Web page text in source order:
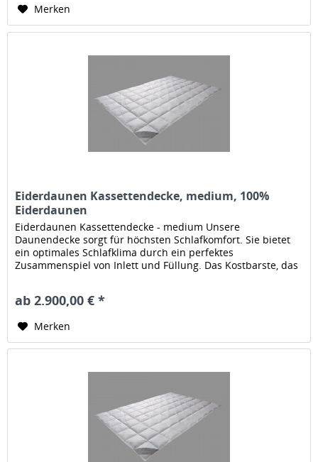
Merken
Eiderdaunen Kassettendecke, medium, 100%
Eiderdaunen
Eiderdaunen Kassettendecke - medium Unsere
Daunendecke sorgt für höchsten Schlafkomfort. Sie bietet
ein optimales Schlafklima durch ein perfektes
Zusammenspiel von Inlett und Füllung. Das Kostbarste, das
ab 2.900,00 € *
Merken